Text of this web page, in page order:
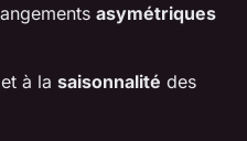
asymétriques
et à la saisonnalité des